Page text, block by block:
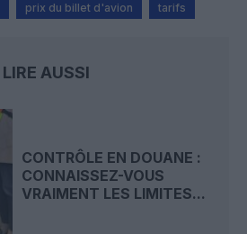
prix du billet d'avion tarifs
LIRE AUSSI
CONTRÔLE EN DOUANE :
CONNAISSEZ-VOUS
VRAIMENT LES LIMITES...